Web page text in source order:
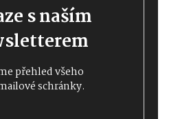
s naším
přehled všeho
schránky.